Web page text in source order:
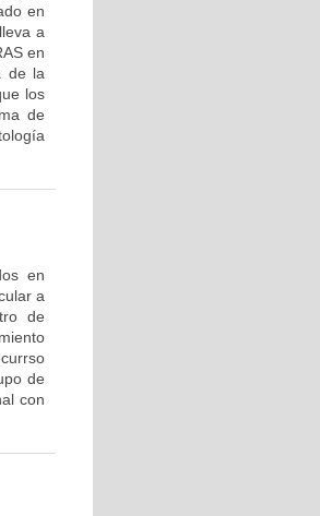
en
a
en
de la
los
de
en
a
de
de
con